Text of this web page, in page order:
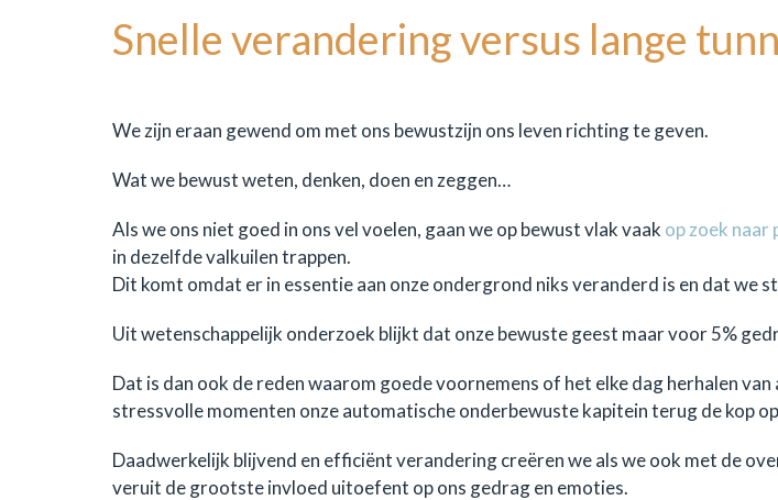
Snelle verandering versus lange
We zijn eraan gewend om met ons bewustzijn ons leven richting te geven.
Wat we bewust weten, denken, doen en zeggen…
Als we ons niet goed in ons vel voelen, gaan we op bewust vlak vaak op zoek
in dezelfde valkuilen trappen.
Dit komt omdat er in essentie aan onze ondergrond niks veranderd is en dat we
Uit wetenschappelijk onderzoek blijkt dat onze bewuste geest maar voor 5%
Dat is dan ook de reden waarom goede voornemens of het elke dag herhalen
stressvolle momenten onze automatische onderbewuste kapitein terug de kop
Daadwerkelijk blijvend en efficiënt verandering creëren we als we ook met de
veruit de grootste invloed uitoefent op ons gedrag en emoties.